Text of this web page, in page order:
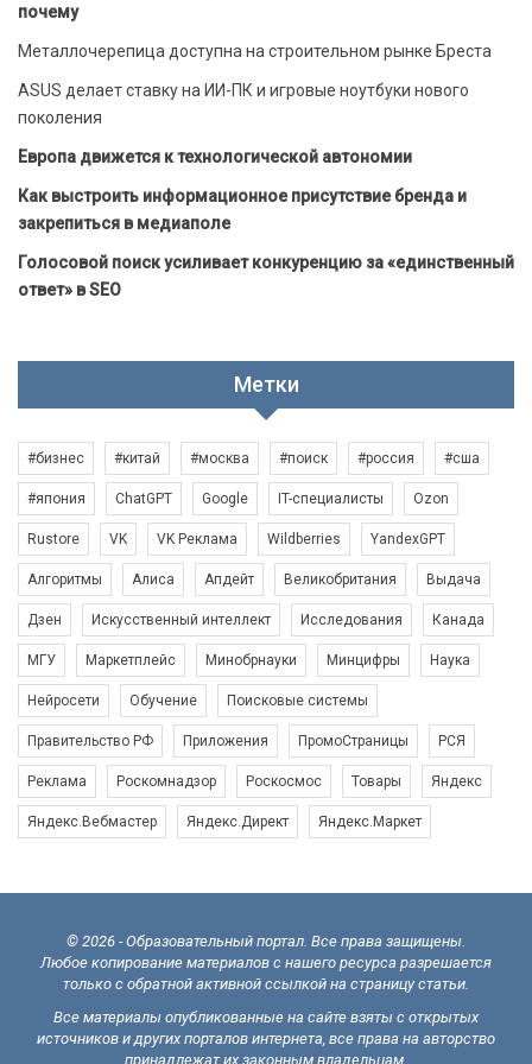
почему
Металлочерепица доступна на строительном рынке Бреста
ASUS делает ставку на ИИ-ПК и игровые ноутбуки нового
поколения
Европа движется к технологической автономии
Как выстроить информационное присутствие бренда и
закрепиться в медиаполе
Голосовой поиск усиливает конкуренцию за «единственный
ответ» в SEO
Метки
#бизнес #китай #москва #поиск #россия #сша
#япония ChatGPT Google IT-специалисты Ozon
Rustore VK VK Реклама Wildberries YandexGPT
Алгоритмы Алиса Апдейт Великобритания Выдача
Дзен Искусственный интеллект Исследования Канада
МГУ Маркетплейс Минобрнауки Минцифры Наука
Нейросети Обучение Поисковые системы
Правительство РФ Приложения ПромоСтраницы РСЯ
Реклама Роскомнадзор Роскосмос Товары Яндекс
Яндекс.Вебмастер Яндекс.Директ Яндекс.Маркет
© 2026 - Образовательный портал. Все права защищены.
Любое копирование материалов с нашего ресурса разрешается
только с обратной активной ссылкой на страницу статьи.
Все материалы опубликованные на сайте взяты с открытых
источников и других порталов интернета, все права на авторство
принадлежат их законным владельцам.